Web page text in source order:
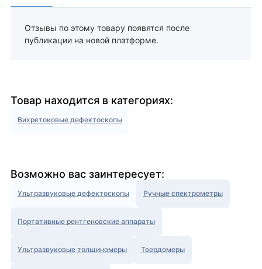
Отзывы по этому товару появятся после
публикации на новой платформе.
Товар находится в категориях:
Вихретоковые дефектоскопы
Возможно вас заинтересует:
Ультразвуковые дефектоскопы Ручные спектрометры
Портативные рентгеновские аппараты
Ультразвуковые толщиномеры Твердомеры